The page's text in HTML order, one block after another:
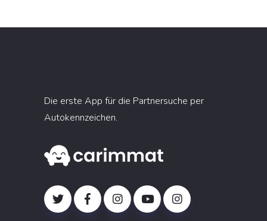
Die erste App für die Partnersuche per
Autokennzeichen.